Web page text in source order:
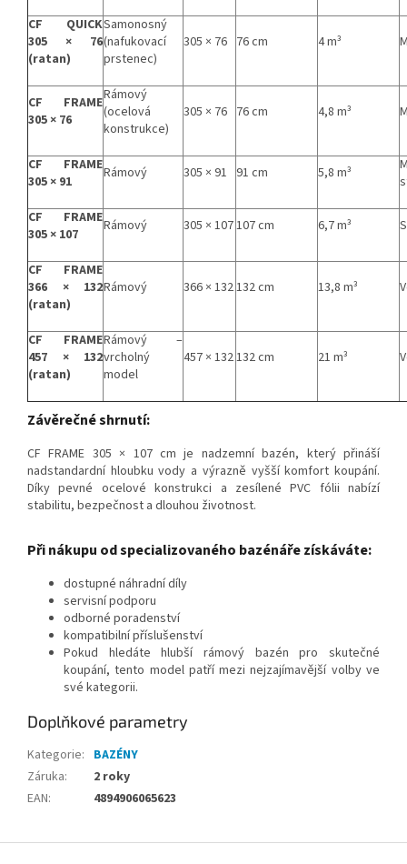
CF QUICK
305 × 76
(ratan)
Samonosný
(nafukovací
prstenec)
305 × 76 76 cm 4 m³
CF FRAME
305 × 76
Rámový
(ocelová
konstrukce)
305 × 76 76 cm 4,8 m³
CF FRAME
305 × 91
Rámový 305 × 91 91 cm 5,8 m³
CF FRAME
305 × 107
Rámový 305 × 107107 cm 6,7 m³
CF FRAME
366 × 132
(ratan)
Rámový 366 × 132132 cm 13,8 m³
CF FRAME
457 × 132
(ratan)
Rámový –
vrcholný
model
457 × 132132 cm 21 m³
Závěrečné shrnutí:
CF FRAME 305 × 107 cm je nadzemní bazén, který přináší
nadstandardní hloubku vody a výrazně vyšší komfort koupání.
Díky pevné ocelové konstrukci a zesílené PVC fólii nabízí
stabilitu, bezpečnost a dlouhou životnost.
Při nákupu od specializovaného bazénáře získáváte:
dostupné náhradní díly
servisní podporu
odborné poradenství
kompatibilní příslušenství
Pokud hledáte hlubší rámový bazén pro skutečné
koupání, tento model patří mezi nejzajímavější volby ve
své kategorii.
Doplňkové parametry
Kategorie: BAZÉNY
Záruka:
2 roky
EAN: 4894906065623